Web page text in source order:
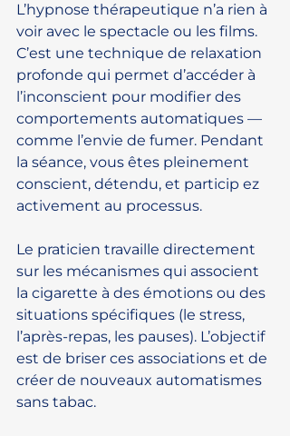
L’hypnose thérapeutique n’a rien à
voir avec le spectacle ou les films.
C’est une technique de relaxation
profonde qui permet d’accéder à
l’inconscient pour modifier des
comportements automatiques —
comme l’envie de fumer. Pendant
la séance, vous êtes pleinement
conscient, détendu, et particip ez
activement au processus.
Le praticien travaille directement
sur les mécanismes qui associent
la cigarette à des émotions ou des
situations spécifiques (le stress,
l’après-repas, les pauses). L’objectif
est de briser ces associations et de
créer de nouveaux automatismes
sans tabac.